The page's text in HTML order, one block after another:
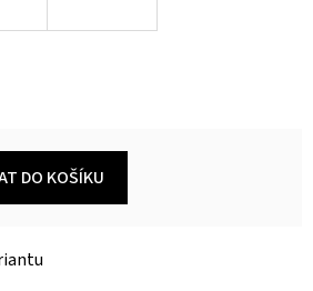
DO KOŠÍKU